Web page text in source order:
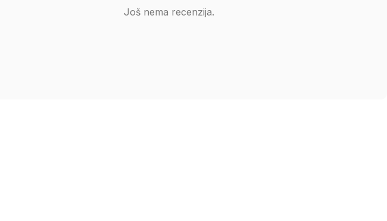
Još nema recenzija.